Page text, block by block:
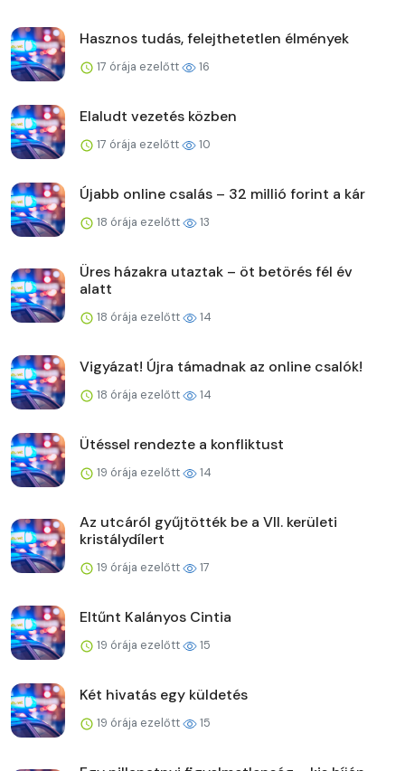
Hasznos tudás, felejthetetlen élmények
17 órája ezelőtt 16
Elaludt vezetés közben
17 órája ezelőtt 10
Újabb online csalás – 32 millió forint a kár
18 órája ezelőtt 13
Üres házakra utaztak – öt betörés fél év
alatt
18 órája ezelőtt 14
Vigyázat! Újra támadnak az online csalók!
18 órája ezelőtt 14
Ütéssel rendezte a konfliktust
19 órája ezelőtt 14
Az utcáról gyűjtötték be a VII. kerületi
kristálydílert
19 órája ezelőtt 17
Eltűnt Kalányos Cintia
19 órája ezelőtt 15
Két hivatás egy küldetés
19 órája ezelőtt 15